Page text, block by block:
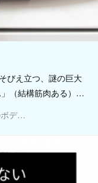
びえ立つ、謎の巨大
（結構筋肉ある）…
くん